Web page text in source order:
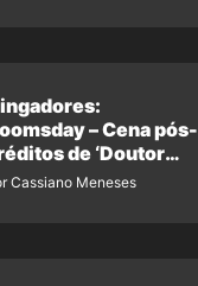
– Cena pós-
de ‘Doutor
é revelada
Cassiano Meneses